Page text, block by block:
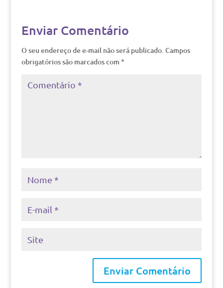
Enviar Comentário
O seu endereço de e-mail não será publicado. Campos
obrigatórios são marcados com *